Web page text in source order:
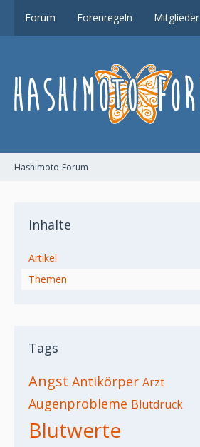
Forum Forenregeln Mitglieder
Hashimoto-Forum
Inhalte
Artikel
Themen
Tags
Angst Antikörper Arzt
Augenprobleme Blutdruck
Blutwerte